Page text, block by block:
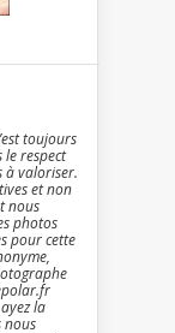
toujours
le respect
à valoriser.
et non
nous
photos
pour cette
la
nous